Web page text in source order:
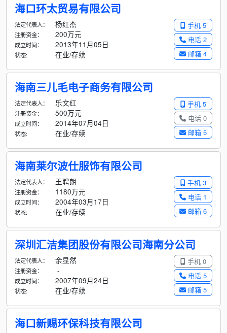
海口环太贸易有限公司
手机 5
电话 2
邮箱 4
法定代表人： 杨红杰
注册资金： 200万元
成立时间： 2013年11月05日
状态: 在业/存续
海南三儿毛电子商务有限公司
手机 5
电话 0
邮箱 5
法定代表人： 乐文红
注册资金： 500万元
成立时间： 2014年07月04日
状态: 在业/存续
海南莱尔波仕服饰有限公司
手机 3
电话 1
邮箱 6
法定代表人： 王聘朗
注册资金： 1180万元
成立时间： 2004年03月17日
状态: 在业/存续
深圳汇洁集团股份有限公司海南分公司
手机 0
电话 5
邮箱 5
法定代表人： 余显然
注册资金： -
成立时间： 2007年09月24日
状态: 在业/存续
海口新赐环保科技有限公司